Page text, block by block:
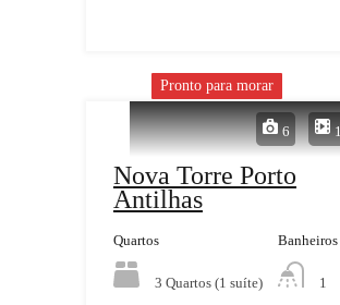
6 1
Pronto para morar
Nova Torre Porto
Antilhas
Quartos
3 Quartos (1 suíte)
Banheiros
1